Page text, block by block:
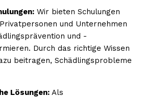
Wir bieten Schulungen
und Unternehmen
und -
Durch das richtige Wissen
beitragen, Schädlingsprobleme
Lösungen: Als